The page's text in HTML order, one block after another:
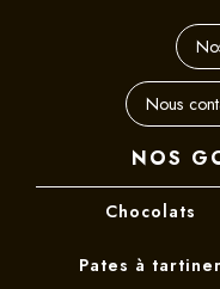
Nous
NOS
Chocolats
Pates à tartiner